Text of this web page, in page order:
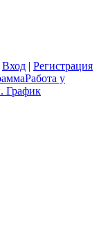
Вход | Регистрация
Работа у
График